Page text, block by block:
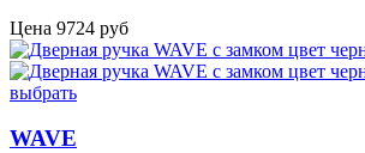
Цена 9724 руб
выбрать
WAVE